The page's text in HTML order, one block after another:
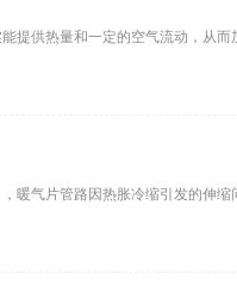
提供热量和一定的空气流动，从而
暖气片管路因热胀冷缩引发的伸